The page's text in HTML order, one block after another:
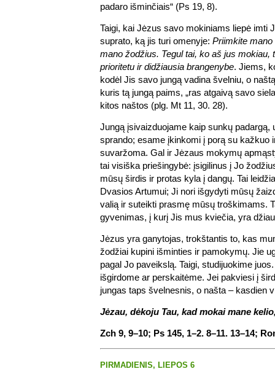
padaro išminčiais“ (Ps 19, 8).
Taigi, kai Jėzus savo mokiniams liepė imti
suprato, ką jis turi omenyje: Priimkite
mano žodžius. Tegul tai, ko aš jus mokiau,
prioritetu ir didžiausia brangenybe. Jiems,
kodėl Jis savo jungą vadina švelniu, o
kuris tą jungą paims, „ras atgaivą savo
kitos naštos (plg. Mt 11, 30. 28).
Jungą įsivaizduojame kaip sunkų padargą,
sprando; esame įkinkomi į porą su kažkuo
suvaržoma. Gal ir Jėzaus mokymų
tai visiška priešingybė: įsigilinus į Jo
mūsų širdis ir protas kyla į dangų. Tai
Dvasios Artumui; Ji nori išgydyti mūsų
valią ir suteikti prasmę mūsų troškimams.
gyvenimas, į kurį Jis mus kviečia, yra
Jėzus yra ganytojas, trokštantis to, kas
žodžiai kupini išminties ir pamokymų. Jie
pagal Jo paveikslą. Taigi, studijuokime
išgirdome ar perskaitėme. Jei pakviesi į
jungas taps švelnesnis, o našta – kasdien
Jėzau, dėkoju Tau, kad mokai mane
Zch 9, 9–10; Ps 145, 1–2. 8–11. 13–14;
PIRMADIENIS, LIEPOS 6